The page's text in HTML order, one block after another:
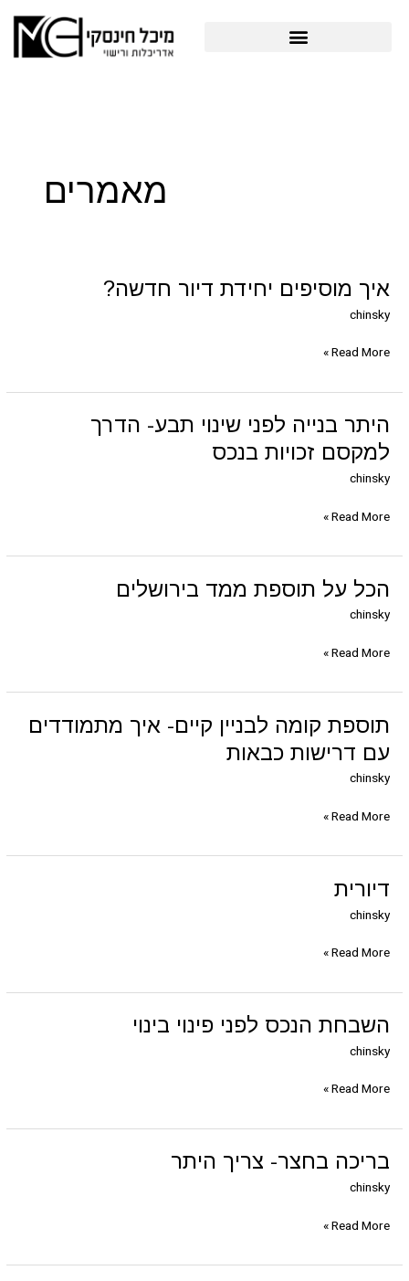
מאמרים
איך מוסיפים יחידת דיור חדשה?
chinsky
איך
מוסיפים
יחידת
דיור
Read More »
היתר בנייה לפני שינוי תבע- הדרך
למקסם זכויות בנכס
chinsky
היתר
בנייה
לפני
שינוי
הדרך
זכויות
בנכס
Read More »
הכל על תוספת ממד בירושלים
chinsky
הכל
תוספת
ממד
Read More »
תוספת קומה לבניין קיים- איך מתמודדים
עם דרישות כבאות
chinsky
תוספת
לבניין
קיים-
מתמודדים
דרישות
כבאות
Read More »
דיורית
chinsky
דיורית
Read More »
השבחת הנכס לפני פינוי בינוי
chinsky
השבחת
לפני
פינוי
Read More »
בריכה בחצר- צריך היתר
chinsky
בריכה
צריך
היתר
Read More »